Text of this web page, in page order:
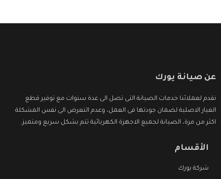
عن صيانة يورك
نقدم لعملائنا خدمات الصيانة التى تصل الى عدة سنوات مع توفير قطع
الغيار الاصلية لضمان جودتها فى العمل، وعدم التعرض الى نفس المشكلة
اكثر من مرة، الصيانة لجميع الاجهزة الكهربائية تتم بشكل سريع ومتميز.
الأقسام
شركة يورك